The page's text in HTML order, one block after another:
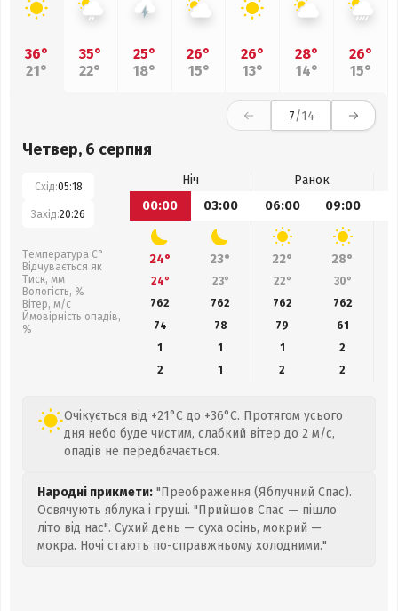
36°
21°
35°
22°
25°
18°
26°
15°
26°
13°
28°
14°
26°
15°
7/14
Четвер, 6 серпня
Схід:05:18
Захід:20:26
Температура С°
Відчувається як
Тиск, мм
Вологість, %
Вітер, м/с
Ймовірність опадів,
%
Ніч
Ранок
00:00
03:00 06:00 09:00
24° 23° 22° 28°
24° 23° 22° 30°
762
762 762 762
74
78 79 61
1
1 1
2
2
1 2 2
Очікується від +21°C до +36°C. Протягом усього
дня небо буде чистим, слабкий вітер до 2 м/с,
опадів не передбачається.
Народні прикмети: "Преображення (Яблучний Спас).
Освячують яблука і груші. "Прийшов Спас — пішло
літо від нас". Сухий день — суха осінь, мокрий —
мокра. Ночі стають по-справжньому холодними."